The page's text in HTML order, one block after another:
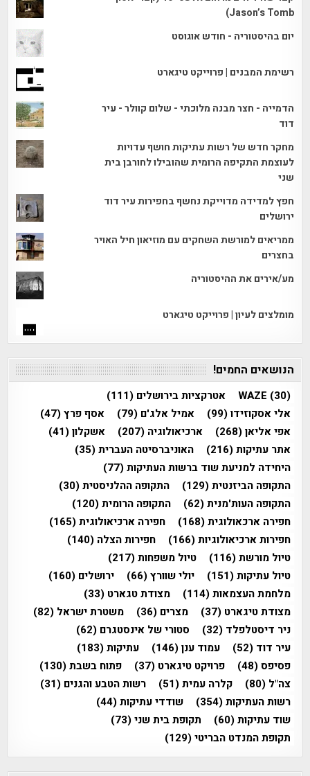
Jason’s Tomb)
יום בהיסטוריה - חודש אוגוסט
רשימת המבנים | פרוייקט טיגארט
הדמייה - חצר מבנה מלוכתי - שלום קוולר - עיר
דוד
מחקר חדש של רשות עתיקות חושף עדויות
לעוצמת התקיפה הרומית שהובילו לחורבן בית
שני
חפץ למדידה מדוייקת נחשף בחפירות עיר דוד
ירושלים
ממריאים למורשת השחקים עם מוזיאון חיל האויר
בחצרים
מע/אירים את ההיסטוריה
מומלצים לעיון | פרוייקט טיגארט
הנושאים החמים!
WAZE (30) אטרקציות בירושלים (111)
אלי אסקוזידו(99) אמיל אלג'ם (79) אסף פרץ(47)
אפי אליאן(268) ארכיאולוגיה (207) אשקלון(41)
אתר עתיקות(216) האוניברסיטה העברית(35)
היחידה למניעת שוד ברשות העתיקות(77)
התקופה הביזנטית(129) התקופה ההלניסטית(30)
התקופה העות'מנית(62) התקופה הרומית(120)
חפירה ארכאולוגית(168) חפירה ארכיאולוגית(165)
חפירות ארכיאולוגיות(166) חפירות הצלה (140)
טיול מורשת(116) טיול משפחות(217)
טיול עתיקות(151) יולי שוורץ(66) ירושלים (160)
מלחמת העצמאות(114) מצודת טגארט (33)
מצודת טיגארט (37) מצרים (36) משטרת ישראל (82)
ניר דיסטלפלד (32) סטורי של אינסטגרם (62)
עיר דוד (52) עמוד ענן(146) עתיקות(183)
פסיפס(48) פרויקט טיגארט (37) פתוח בשבת(130)
צה"ל (80) קלרה עמית(51) רשות הטבע והגנים (31)
רשות העתיקות(354) שודדי עתיקות(44)
שוד עתיקות(60) תקופת בית שני(73)
תקופת המנדט הבריטי(129)